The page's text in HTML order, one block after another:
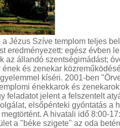
Jézus Szíve templom teljes
eredményezett: egész évben
az állandó szentségimádást;
és zenekar
kíséri. 2001-ben
énekkarok és
feladatot jelent a felszentelt
elsőpénteki gyóntatás a
A hivatali idő 8:00-
a "béke szigete" az oda